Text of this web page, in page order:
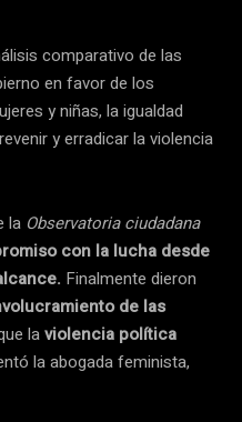
comparativo de las
en favor de los
y niñas, la igualdad
y erradicar la violencia
la Observatoria ciudadana
con la lucha desde
Finalmente dieron
de las
laviolencia política
la abogada feminista,